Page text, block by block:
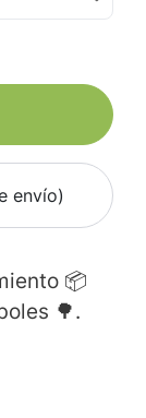
envío)
📦
🌳.